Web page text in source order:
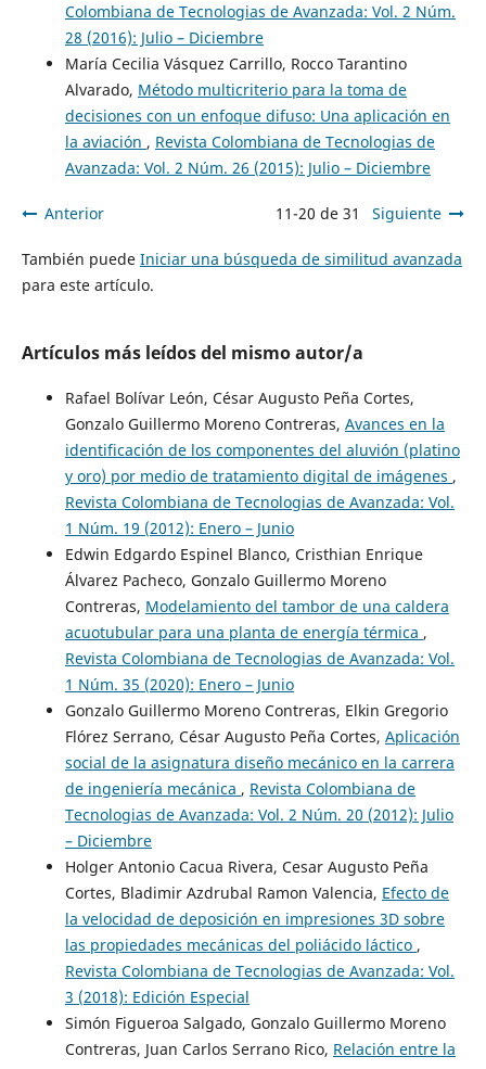
Colombiana de Tecnologias de Avanzada: Vol. 2 Núm.
28 (2016): Julio – Diciembre
María Cecilia Vásquez Carrillo, Rocco Tarantino
Alvarado, Método multicriterio para la toma de
decisiones con un enfoque difuso: Una aplicación en
la aviación , Revista Colombiana de Tecnologias de
Avanzada: Vol. 2 Núm. 26 (2015): Julio – Diciembre
Anterior 11-20 de 31 Siguiente
También puede Iniciar una búsqueda de similitud avanzada
para este artículo.
Artículos más leídos del mismo autor/a
Rafael Bolívar León, César Augusto Peña Cortes,
Gonzalo Guillermo Moreno Contreras, Avances en la
identificación de los componentes del aluvión (platino
y oro) por medio de tratamiento digital de imágenes ,
Revista Colombiana de Tecnologias de Avanzada: Vol.
1 Núm. 19 (2012): Enero – Junio
Edwin Edgardo Espinel Blanco, Cristhian Enrique
Álvarez Pacheco, Gonzalo Guillermo Moreno
Contreras, Modelamiento del tambor de una caldera
acuotubular para una planta de energía térmica ,
Revista Colombiana de Tecnologias de Avanzada: Vol.
1 Núm. 35 (2020): Enero – Junio
Gonzalo Guillermo Moreno Contreras, Elkin Gregorio
Flórez Serrano, César Augusto Peña Cortes, Aplicación
social de la asignatura diseño mecánico en la carrera
de ingeniería mecánica , Revista Colombiana de
Tecnologias de Avanzada: Vol. 2 Núm. 20 (2012): Julio
– Diciembre
Holger Antonio Cacua Rivera, Cesar Augusto Peña
Cortes, Bladimir Azdrubal Ramon Valencia, Efecto de
la velocidad de deposición en impresiones 3D sobre
las propiedades mecánicas del poliácido láctico ,
Revista Colombiana de Tecnologias de Avanzada: Vol.
3 (2018): Edición Especial
Simón Figueroa Salgado, Gonzalo Guillermo Moreno
Contreras, Juan Carlos Serrano Rico, Relación entre la